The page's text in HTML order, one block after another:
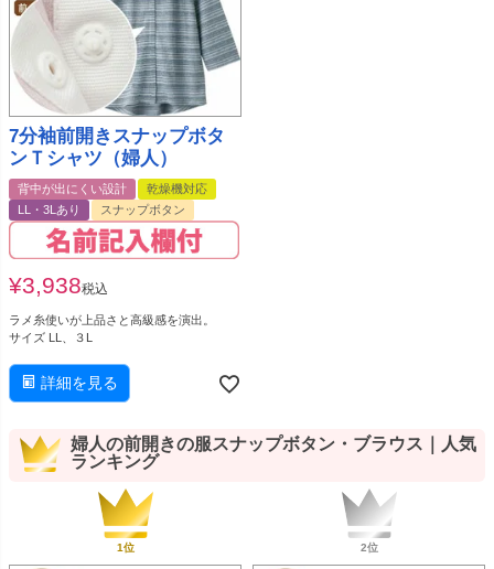
7分袖前開きスナップボタ
ンＴシャツ（婦人）
背中が出にくい設計
乾燥機対応
LL・3Lあり
スナップボタン
¥3,938税込
ラメ糸使いが上品さと高級感を演出。
サイズ LL、３L
詳細を見る
婦人の前開きの服スナップボタン・ブラウス｜人気
ランキング